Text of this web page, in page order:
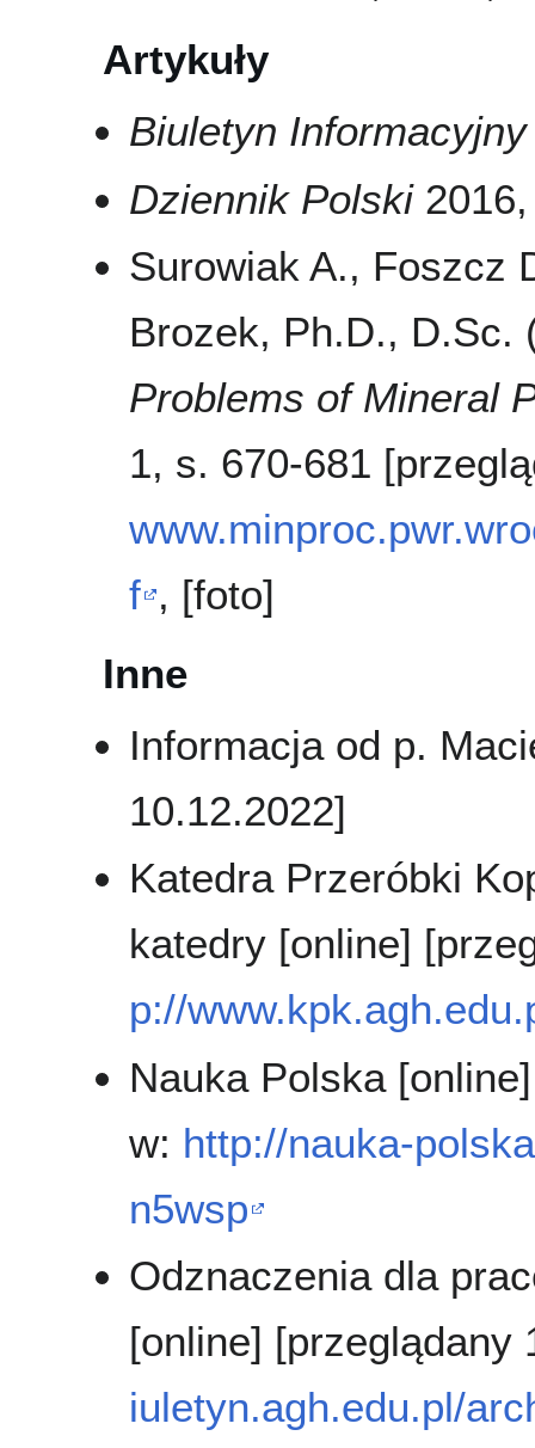
Artykuły
Biuletyn
Dziennik Polski2016,
Surowiak A., Foszcz
Brozek, Ph.D., D.Sc.
Problems of Mineral
1, s. 670-681
f , [foto]
Inne
Informacja od p.
10.12.2022]
Katedra Przeróbki
katedry [online]
p://
Nauka Polska
w: http://nauka-
n5wsp
Odznaczenia dla
[online]
iuletyn.agh.edu.pl/